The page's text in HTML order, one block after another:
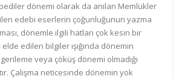
dönemi olarak da anılan Memlükler
edebi eserlerin çoğunluğunun yazma
dönemle ilgili hatları çok kesin bir
edilen bilgiler ışığında dönemin
veya çöküş dönemi olmadığı
Çalışma neticesinde dönemin yok